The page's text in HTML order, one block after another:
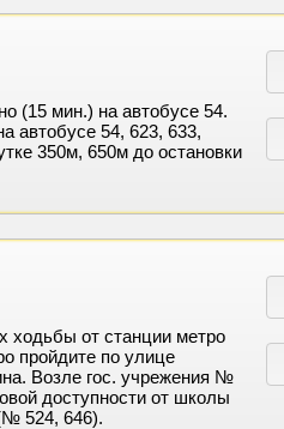
(15 мин.) на автобусе 54.
автобусе 54, 623, 633,
350м, 650м до остановки
ходьбы от станции метро
пройдите по улице
Возле гос. учрежения №
доступности от школы
524, 646).